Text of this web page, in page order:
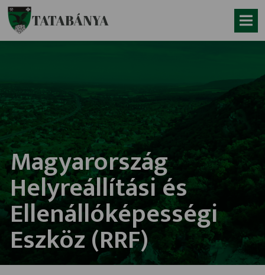
Ugrás a fő tartalomhoz
TATABÁNYA
Magyarország
Helyreállítási és
Ellenállóképességi
Eszköz (RRF)